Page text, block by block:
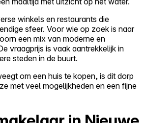
winkels en restaurants die
sfeer. Voor wie op zoek is naar
een mix van moderne en
vraagprijs is vaak aantrekkelijk in
steden in de buurt.
om een huis te kopen, is dit dorp
met veel mogelijkheden en een fijne